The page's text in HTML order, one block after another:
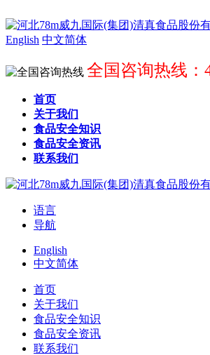
English 中文简体
全国咨询热线：
首页
关于我们
食品安全知识
食品安全资讯
联系我们
语言
导航
English
中文简体
首页
关于我们
食品安全知识
食品安全资讯
联系我们